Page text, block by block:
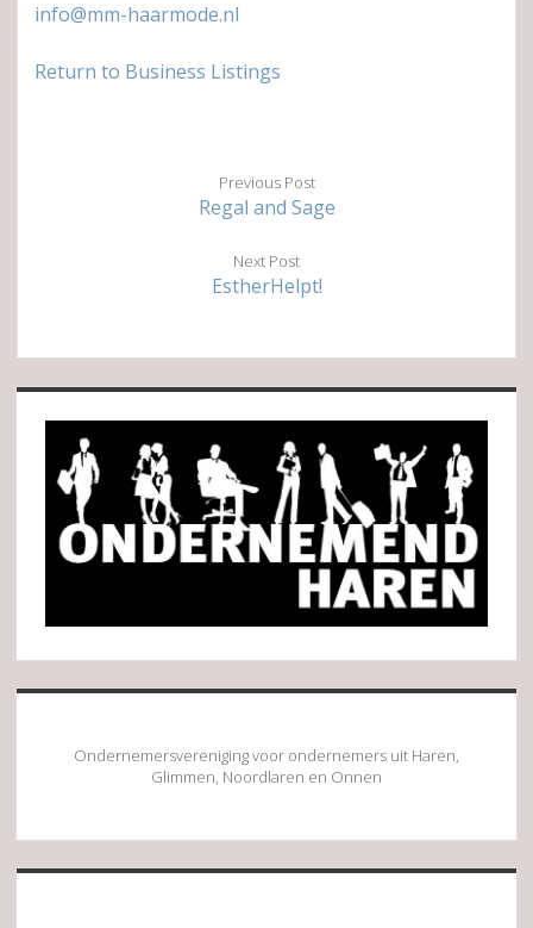
info@mm-haarmode.nl
Return to Business Listings
Previous Post
Regal and Sage
Next Post
EstherHelpt!
Sidebar
Ondernemersvereniging voor ondernemers uit Haren,
Glimmen, Noordlaren en Onnen